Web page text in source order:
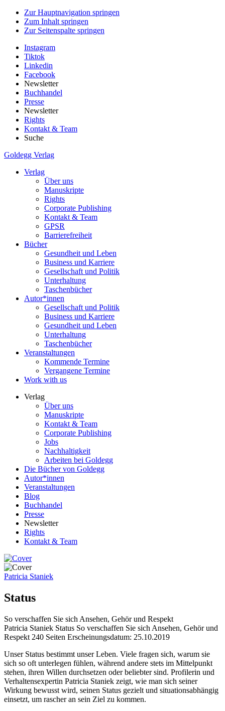
Zur Hauptnavigation springen
Zum Inhalt springen
Zur Seitenspalte springen
Instagram
Tiktok
Linkedin
Facebook
Newsletter
Buchhandel
Presse
Newsletter
Rights
Kontakt & Team
Suche
Goldegg Verlag
Verlag
Über uns
Manuskripte
Rights
Corporate Publishing
Kontakt & Team
GPSR
Barrierefreiheit
Bücher
Gesundheit und Leben
Business und Karriere
Gesellschaft und Politik
Unterhaltung
Taschenbücher
Autor*innen
Gesellschaft und Politik
Business und Karriere
Gesundheit und Leben
Unterhaltung
Taschenbücher
Veranstaltungen
Kommende Termine
Vergangene Termine
Work with us
Verlag
Über uns
Manuskripte
Kontakt & Team
Corporate Publishing
Jobs
Nachhaltigkeit
Arbeiten bei Goldegg
Die Bücher von Goldegg
Autor*innen
Veranstaltungen
Blog
Buchhandel
Presse
Newsletter
Rights
Kontakt & Team
Patricia Staniek
Status
So verschaffen Sie sich Ansehen, Gehör und Respekt
Beschreibung
Patricia Staniek Status So verschaffen Sie sich Ansehen, Gehör und
Respekt 240 Seiten Erscheinungsdatum: 25.10.2019
Beschreibung
Unser Status bestimmt unser Leben. Viele fragen sich, warum sie
sich so oft unterlegen fühlen, während andere stets im Mittelpunkt
stehen, ihren Willen durchsetzen oder beliebter sind. Profilerin und
Verhaltensexpertin Patricia Staniek zeigt, wie man sich seiner
Wirkung bewusst wird, seinen Status gezielt und situationsabhängig
einsetzt, um rascher an sein Ziel zu kommen.